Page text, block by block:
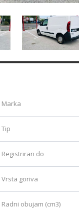
Marka
Tip
Registriran do
Vrsta goriva
Radni obujam (cm3)